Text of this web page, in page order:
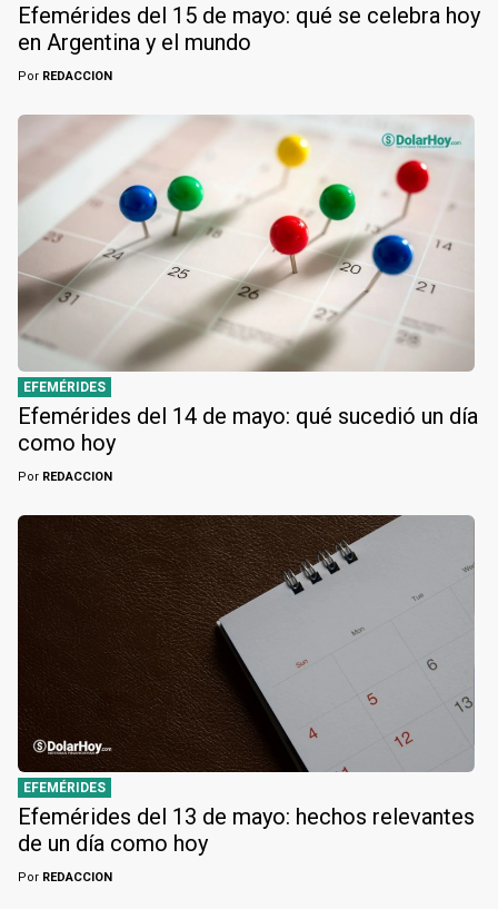
Efemérides del 15 de mayo: qué se celebra hoy
en Argentina y el mundo
Por REDACCION
EFEMÉRIDES
Efemérides del 14 de mayo: qué sucedió un día
como hoy
Por REDACCION
EFEMÉRIDES
Efemérides del 13 de mayo: hechos relevantes
de un día como hoy
Por REDACCION